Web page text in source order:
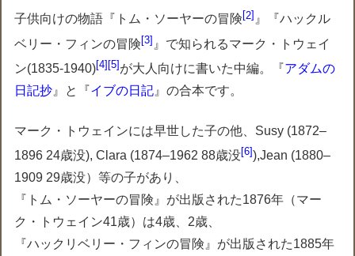
子供向けの物語『トム・ソーヤーの冒険 2 』『ハックル
ベリー・フィンの冒険 3 』で知られるマーク・トウェイ
ン(1835-1940) 4 5 が大人向けに書いた中編。『アダムの
日記抄 』と『イブの日記 』の合本です。
マーク・トウェインには早世した子の他、Susy (1872–
1896 24歳没), Clara (1874–1962 88歳没 6 ),Jean (1880–
1909 29歳没）等の子があり、
『トム・ソーヤーの冒険』が出版された1876年（マー
ク・トウェイン41歳）は4歳、2歳、
『ハックリベリー・フィンの冒険』が出版された1885年